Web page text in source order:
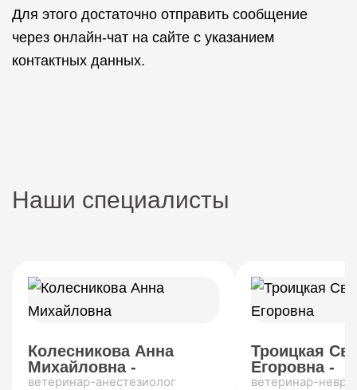
Для этого достаточно отправить сообщение
через онлайн-чат на сайте с указанием
контактных данных.
Наши специалисты
Колесникова Анна
Михайловна -
ветеринар-анестезиолог
Троицкая
Егоровна -
ветеринар-